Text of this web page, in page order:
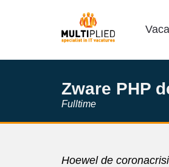
Zware PHP
Fulltime
Hoewel de